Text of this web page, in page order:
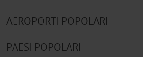
AEROPORTI POPOLARI
PAESI POPOLARI